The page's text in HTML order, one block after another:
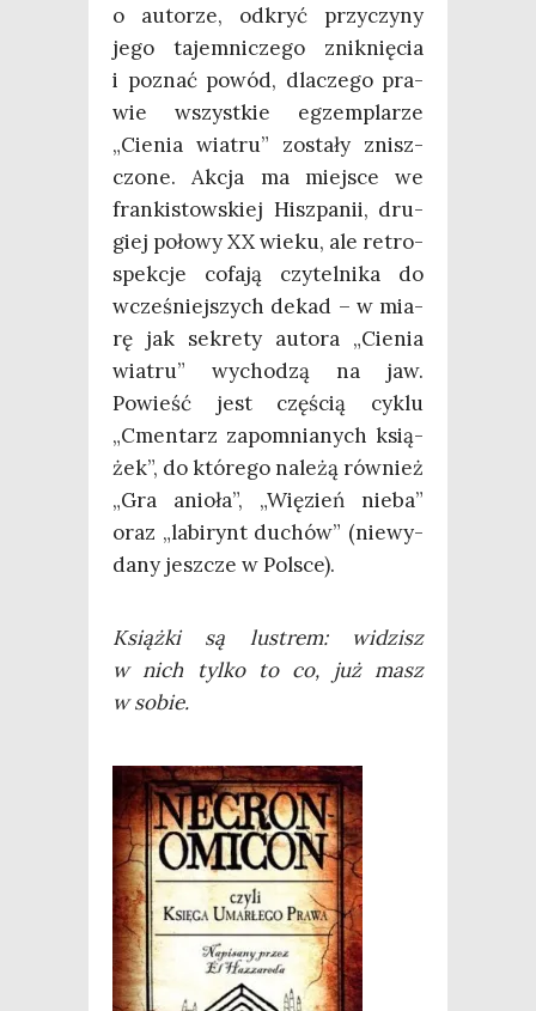
o auto­rze, odkryć przy­czy­ny
jego tajem­ni­cze­go znik­nię­cia
i poznać powód, dla­cze­go pra­
wie wszyst­kie egzem­pla­rze
„Cie­nia wia­tru” zosta­ły znisz­
czo­ne. Akcja ma miej­sce we
fran­ki­stow­skiej Hisz­pa­nii, dru­
giej poło­wy XX wie­ku, ale retro­
spek­cje cofa­ją czy­tel­ni­ka do
wcze­śniej­szych dekad – w mia­
rę jak sekre­ty auto­ra „Cie­nia
wia­tru” wycho­dzą na jaw.
Powieść jest czę­ścią cyklu
„Cmen­tarz zapo­mnia­nych ksią­
żek”, do któ­re­go nale­żą rów­nież
„Gra anio­ła”, „Wię­zień nie­ba”
oraz „labi­rynt duchów” (nie­wy­
da­ny jesz­cze w Polsce).
Książ­ki są lustrem: widzisz
w nich tyl­ko to co, już masz
w sobie.